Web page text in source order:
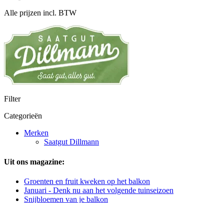
Alle prijzen incl. BTW
Filter
Categorieën
Merken
Saatgut Dillmann
Uit ons magazine:
Groenten en fruit kweken op het balkon
Januari - Denk nu aan het volgende tuinseizoen
Snijbloemen van je balkon